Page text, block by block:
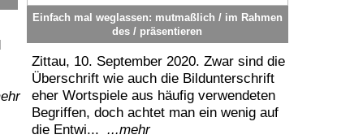
Einfach mal weglassen: mutmaßlich / im Rahmen
des / präsentieren
Zittau, 10. September 2020. Zwar sind die
Überschrift wie auch die Bildunterschrift
eher Wortspiele aus häufig verwendeten
Begriffen, doch achtet man ein wenig auf
die Entwi......mehr